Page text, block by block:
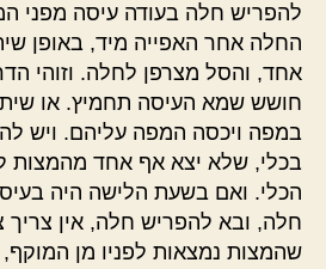
להפריש חלה בעודה עיסה מפני
החלה אחר האפייה מיד, באופן
אחד, והסל מצרפן לחלה. וזוהי
חושש שמא העיסה תחמיץ. או
במפה ויכסה המפה עליהם. ויש
בכלי, שלא יצא אף אחד מהמצות
הכלי. ואם בשעת הלישה היה
חלה, ובא להפריש חלה, אין צריך
שהמצות נמצאות לפניו מן